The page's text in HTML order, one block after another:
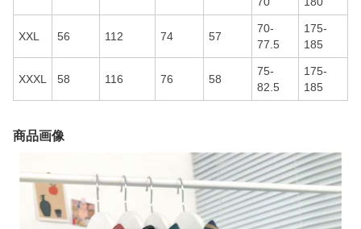
XXL 56 112 74 57
70-
77.5
175-
185
XXXL 58 116 76 58
75-
82.5
175-
185
商品画像